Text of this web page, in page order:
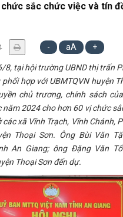
sắc chức việc và tín
- aA +
8, tại hội trường UBND thị trấn
hợp với UBMTQVN huyện
chủ trương, chính sách
năm 2024 cho hơn 60 vị chức
các xã Vĩnh Trạch, Vĩnh Chánh,
Thoại Sơn. Ông Bùi Văn
An Giang; ông Đặng Văn
Thoại Sơn đến dự.